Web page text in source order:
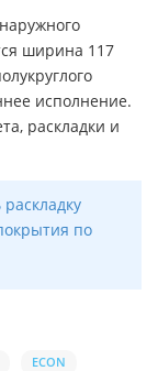
ширина 117
исполнение.
раскладки и
по
ECON